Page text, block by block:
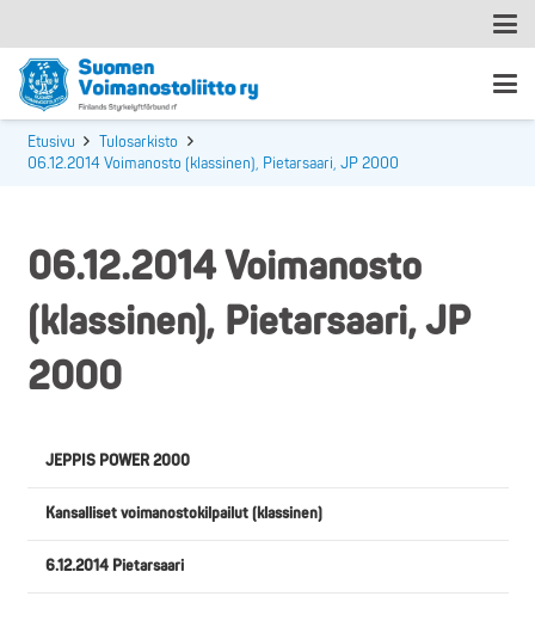
Etusivu
Tulosarkisto
06.12.2014 Voimanosto (klassinen), Pietarsaari, JP 2000
06.12.2014 Voimanosto
(klassinen), Pietarsaari, JP
2000
JEPPIS POWER 2000
Kansalliset voimanostokilpailut (klassinen)
6.12.2014 Pietarsaari